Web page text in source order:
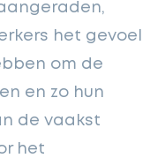
het gevoel
om de
en zo hun
de vaakst
het